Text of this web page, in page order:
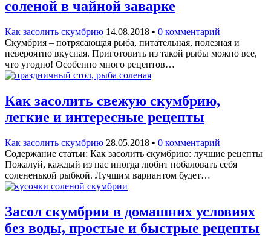
соленой в чайной заварке
Как засолить скумбрию 14.08.2018 • 0 комментарий
Скумбрия – потрясающая рыба, питательная, полезная и
невероятно вкусная. Приготовить из такой рыбы можно все,
что угодно! Особенно много рецептов…
Как засолить свежую скумбрию,
легкие и интересные рецепты
Как засолить скумбрию 28.05.2018 • 0 комментарий
Содержание статьи: Как засолить скумбрию: лучшие рецепты
Пожалуй, каждый из нас иногда любит побаловать себя
солененькой рыбкой. Лучшим вариантом будет…
Засол скумбрии в домашних условиях
без воды, простые и быстрые рецепты